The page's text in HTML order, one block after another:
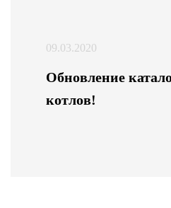
09.03.2020
Обновление
котлов!